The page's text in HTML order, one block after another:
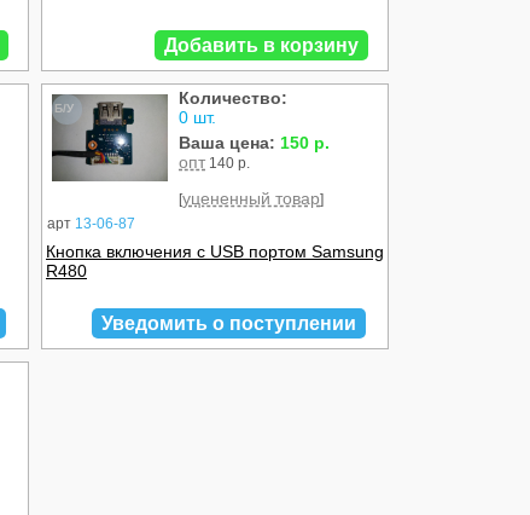
Добавить в корзину
Б/У
арт 13-06-87
Количество:
0 шт.
Ваша цена: 150 р.
опт 140 р.
[уцененный товар]
Кнопка включения с USB портом Samsung
R480
Уведомить о поступлении